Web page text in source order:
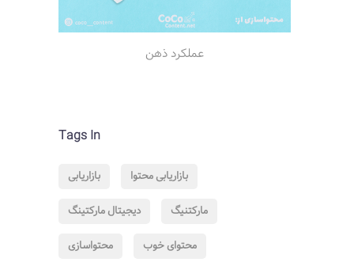
عملکرد ذهن
Tags In
بازاریابی
بازاریابی محتوا
دیجیتال مارکتینگ
مارکتنیگ
محتواسازی
محتوای خوب